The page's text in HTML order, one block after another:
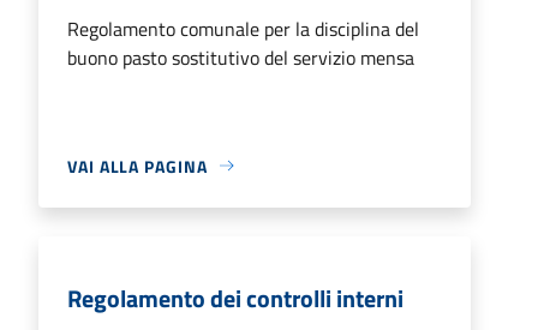
Regolamento comunale per la disciplina del
buono pasto sostitutivo del servizio mensa
VAI ALLA PAGINA
Regolamento dei controlli interni